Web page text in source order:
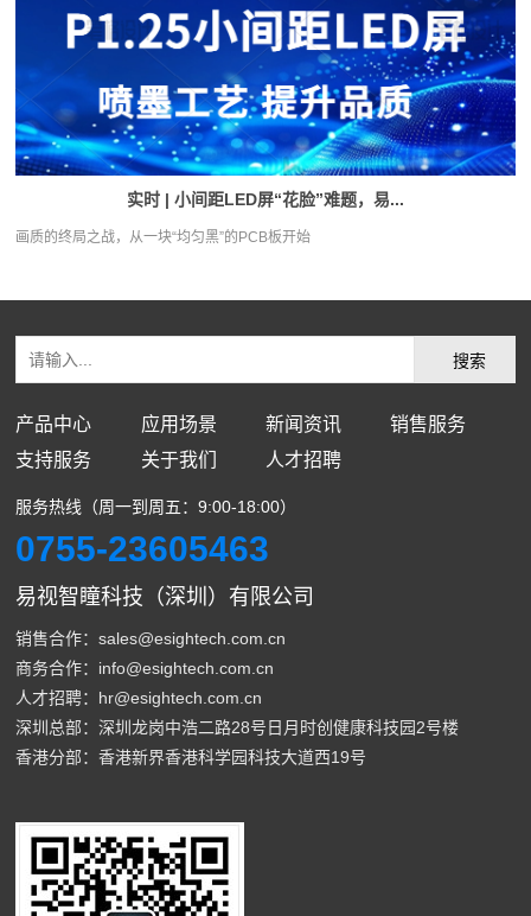
实时 | 小间距LED屏“花脸”难题，易...
画质的终局之战，从一块“均匀黑”的PCB板开始
产品中心 应用场景 新闻资讯
销售服务
支持服务
关于我们 人才招聘
服务热线（周一到周五：9:00-18:00）
0755-23605463
易视智瞳科技（深圳）有限公司
销售合作：sales@esightech.com.cn
商务合作：info@esightech.com.cn
人才招聘：hr@esightech.com.cn
深圳总部：深圳龙岗中浩二路28号日月时创健康科技园2号楼
香港分部：香港新界香港科学园科技大道西19号